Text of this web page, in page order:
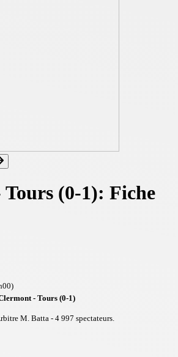
(0-1): Fiche
- Tours (0-1)
M. Batta - 4 997 spectateurs.